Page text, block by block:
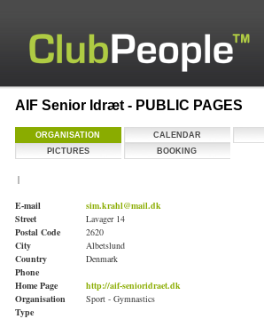
AIF Senior Idræt - PUBLIC PAGES
ORGANISATION CALENDAR
PICTURES
BOOKING
|
E-mail
sim.krahl@mail.dk
Street
Lavager 14
Postal Code
2620
City
Albetslund
Country
Denmark
Phone
Home Page
http://aif-senioridraet.dk
Organisation
Type
Sport - Gymnastics